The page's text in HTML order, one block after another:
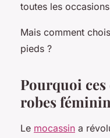
toutes les
Mais comment
pieds ?
Pourquoi
robes
Le mocassin a